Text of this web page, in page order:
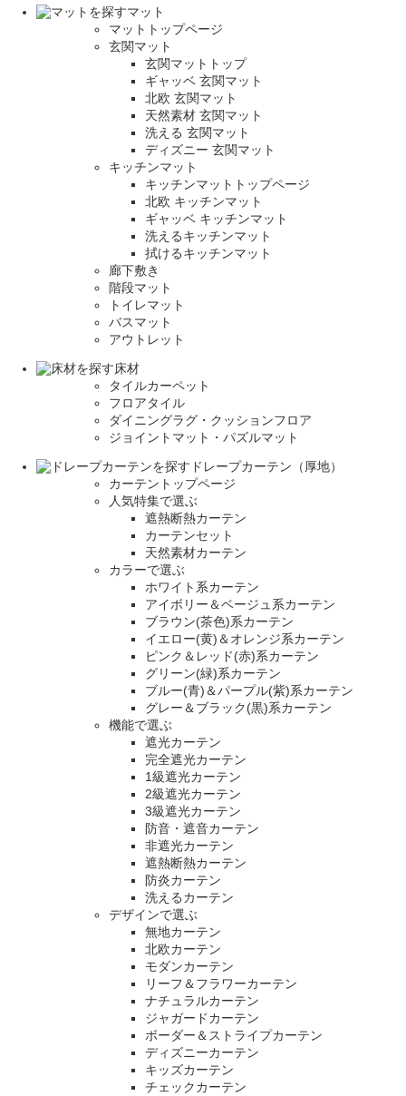
マット
マットトップページ
玄関マット
玄関マットトップ
ギャッベ 玄関マット
北欧 玄関マット
天然素材 玄関マット
洗える 玄関マット
ディズニー 玄関マット
キッチンマット
キッチンマットトップページ
北欧 キッチンマット
ギャッベ キッチンマット
洗えるキッチンマット
拭けるキッチンマット
廊下敷き
階段マット
トイレマット
バスマット
アウトレット
床材
タイルカーペット
フロアタイル
ダイニングラグ・クッションフロア
ジョイントマット・パズルマット
ドレープカーテン（厚地）
カーテントップページ
人気特集で選ぶ
遮熱断熱カーテン
カーテンセット
天然素材カーテン
カラーで選ぶ
ホワイト系カーテン
アイボリー＆ベージュ系カーテン
ブラウン(茶色)系カーテン
イエロー(黄)＆オレンジ系カーテン
ピンク＆レッド(赤)系カーテン
グリーン(緑)系カーテン
ブルー(青)＆パープル(紫)系カーテン
グレー＆ブラック(黒)系カーテン
機能で選ぶ
遮光カーテン
完全遮光カーテン
1級遮光カーテン
2級遮光カーテン
3級遮光カーテン
防音・遮音カーテン
非遮光カーテン
遮熱断熱カーテン
防炎カーテン
洗えるカーテン
デザインで選ぶ
無地カーテン
北欧カーテン
モダンカーテン
リーフ＆フラワーカーテン
ナチュラルカーテン
ジャガードカーテン
ボーダー＆ストライプカーテン
ディズニーカーテン
キッズカーテン
チェックカーテン